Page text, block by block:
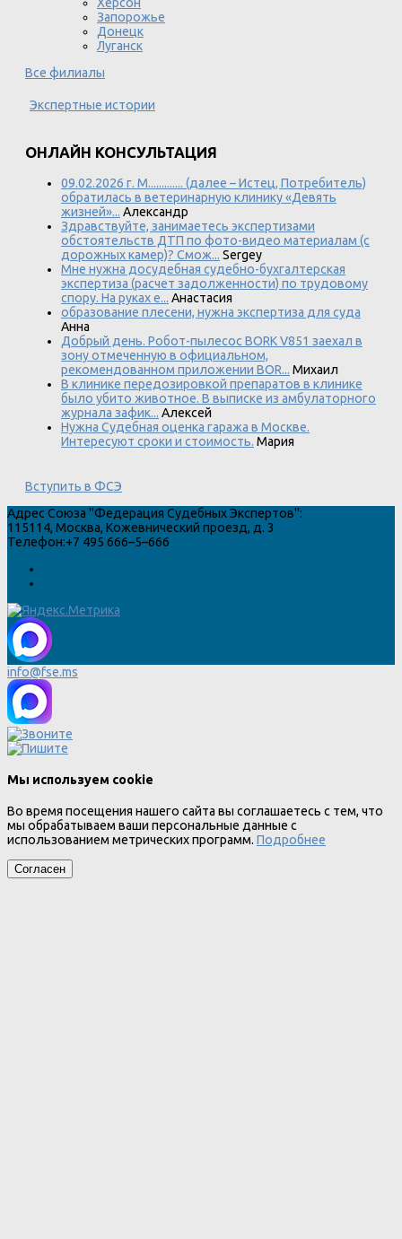
Запорожье
Донецк
Луганск
Все филиалы
Экспертные истории
ОНЛАЙН КОНСУЛЬТАЦИЯ
09.02.2026 г. М............. (далее – Истец, Потребитель)
обратилась в ветеринарную клинику «Девять
жизней»... Александр
Здравствуйте, занимаетесь экспертизами
обстоятельств ДТП по фото-видео материалам (с
дорожных камер)? Смож... Sergey
Мне нужна досудебная судебно-бухгалтерская
экспертиза (расчет задолженности) по трудовому
спору. На руках е... Анастасия
образование плесени, нужна экспертиза для суда
Анна
Добрый день. Робот-пылесос BORK V851 заехал в
зону отмеченную в официальном,
рекомендованном приложении BOR... Михаил
В клинике передозировкой препаратов в клинике
было убито животное. В выписке из амбулаторного
журнала зафик... Алексей
Нужна Судебная оценка гаража в Москве.
Интересуют сроки и стоимость. Мария
Вступить в ФСЭ
Адрес Союза "Федерация Судебных Экспертов":
115114, Москва, Кожевнический проезд, д. 3
Телефон:+7 495 666–5–666
info@fse.ms
Мы используем cookie
Во время посещения нашего сайта вы соглашаетесь с тем, что
мы обрабатываем ваши персональные данные с
использованием метрических программ. Подробнее
Согласен